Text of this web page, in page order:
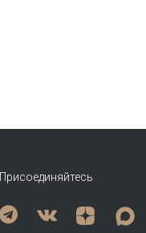
Присоединяйтесь